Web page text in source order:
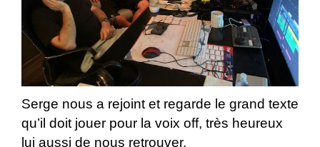
Serge nous a rejoint et regarde le grand texte
qu’il doit jouer pour la voix off, très heureux
lui aussi de nous retrouver.